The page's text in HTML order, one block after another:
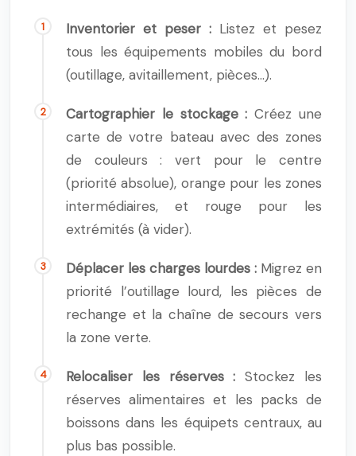
Inventorier et peser : Listez et pesez
tous les équipements mobiles du bord
(outillage, avitaillement, pièces…).
Cartographier le stockage : Créez une
carte de votre bateau avec des zones
de couleurs : vert pour le centre
(priorité absolue), orange pour les zones
intermédiaires, et rouge pour les
extrémités (à vider).
Déplacer les charges lourdes : Migrez en
priorité l’outillage lourd, les pièces de
rechange et la chaîne de secours vers
la zone verte.
Relocaliser les réserves : Stockez les
réserves alimentaires et les packs de
boissons dans les équipets centraux, au
plus bas possible.